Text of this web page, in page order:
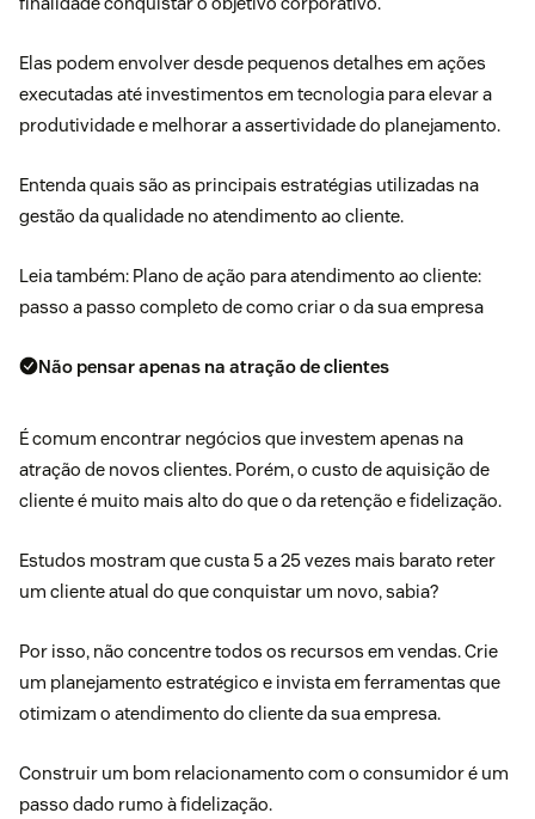
Elas podem envolver desde pequenos detalhes em ações
executadas até investimentos em tecnologia para elevar a
produtividade e melhorar a assertividade do planejamento.
Entenda quais são as principais estratégias utilizadas na
gestão da qualidade no atendimento ao cliente.
Leia também: Plano de ação para atendimento ao cliente:
passo a passo completo de como criar o da sua empresa
Não pensar apenas na atração de clientes
É comum encontrar negócios que investem apenas na
atração de novos clientes. Porém, o custo de aquisição de
cliente é muito mais alto do que o da retenção e fidelização.
Estudos mostram que custa 5 a 25 vezes mais barato reter
um cliente atual do que conquistar um novo, sabia?
Por isso, não concentre todos os recursos em vendas. Crie
um planejamento estratégico e invista em ferramentas que
otimizam o atendimento do cliente da sua empresa.
Construir um bom relacionamento com o consumidor é um
passo dado rumo à fidelização.